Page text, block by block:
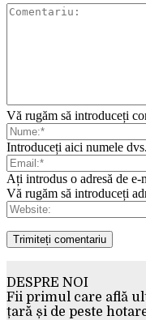
Vă rugăm să introduceți
Introduceți aici numele dvs.
Ați introdus o adresă de e-
Vă rugăm să introduceți
DESPRE NOI
Fii primul care află
țară și de peste